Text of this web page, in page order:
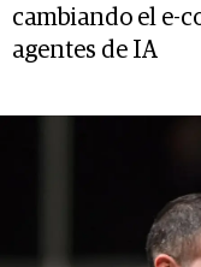
cambiando el e-
agentes de IA